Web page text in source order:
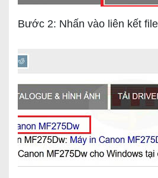
Bước 2: Nhấn vào liên kết